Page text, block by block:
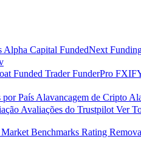
Alpha Capital FundedNext
Funded TraderFunderPro
por País Alavancagem de Cripto
Avaliações do Trustpilot Ver
Market Benchmarks Rating